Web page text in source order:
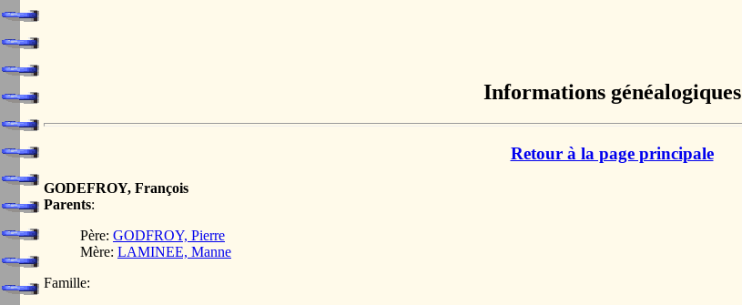
Informations généalogiques
Retour à la page principale
GODEFROY, François
Parents:
Père: GODFROY, Pierre
Mère: LAMINEE, Manne
Famille: